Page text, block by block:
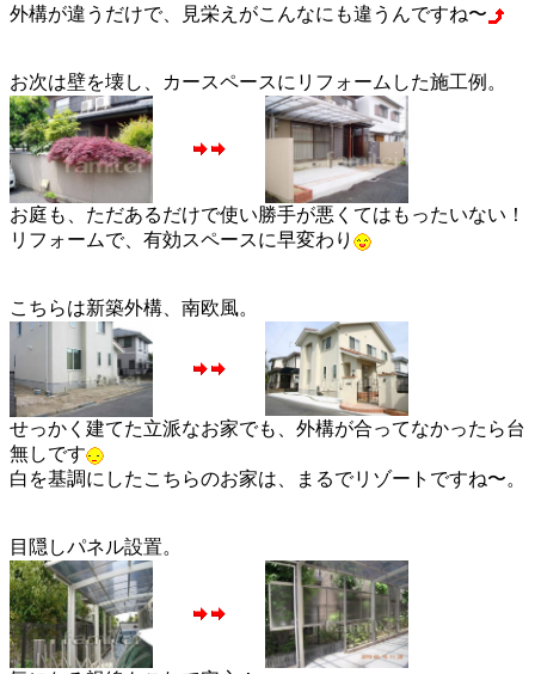
外構が違うだけで、見栄えがこんなにも違うんですね〜
お次は壁を壊し、カースペースにリフォームした施工例。
お庭も、ただあるだけで使い勝手が悪くてはもったいない！
リフォームで、有効スペースに早変わり
こちらは新築外構、南欧風。
せっかく建てた立派なお家でも、外構が合ってなかったら台
無しです
白を基調にしたこちらのお家は、まるでリゾートですね〜。
目隠しパネル設置。